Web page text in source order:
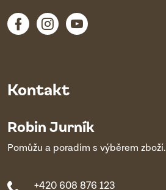
Kontakt
Robin Jurník
Pomůžu a poradím s výběrem zboží.
+420 608 876 123